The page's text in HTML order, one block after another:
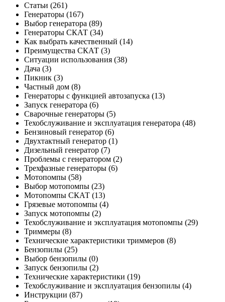
Статьи (261)
Генераторы (167)
Выбор генератора (89)
Генераторы СКАТ (34)
Как выбрать качественный (14)
Преимущества СКАТ (3)
Ситуации использования (38)
Дача (3)
Пикник (3)
Частный дом (8)
Генераторы с функцией автозапуска (13)
Запуск генератора (6)
Сварочные генераторы (5)
Техобслуживание и эксплуатация генератора (48)
Бензиновый генератор (6)
Двухтактный генератор (1)
Дизельный генератор (7)
Проблемы с генератором (2)
Трехфазные генераторы (6)
Мотопомпы (58)
Выбор мотопомпы (23)
Мотопомпы СКАТ (13)
Грязевые мотопомпы (4)
Запуск мотопомпы (2)
Техобслуживание и эксплуатация мотопомпы (29)
Триммеры (8)
Технические характеристики триммеров (8)
Бензопилы (25)
Выбор бензопилы (0)
Запуск бензопилы (2)
Технические характеристики (19)
Техобслуживание и эксплуатация бензопилы (4)
Инструкции (87)